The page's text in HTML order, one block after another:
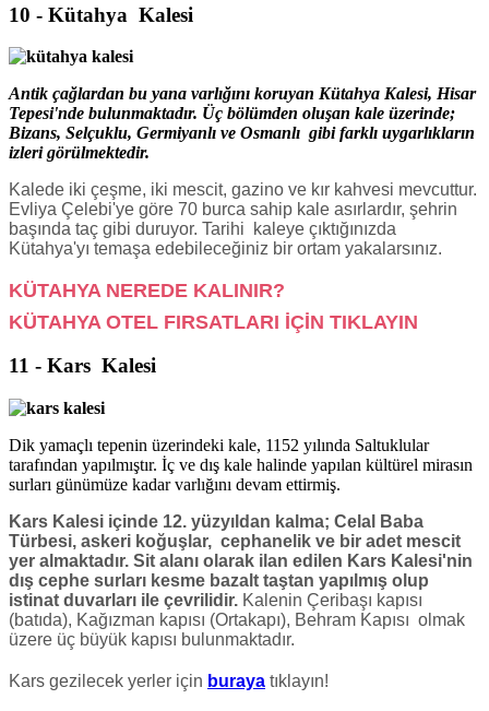
10 - Kütahya Kalesi
Antik çağlardan bu yana varlığını koruyan Kütahya Kalesi, Hisar
Tepesi'nde bulunmaktadır. Üç bölümden oluşan kale üzerinde;
Bizans, Selçuklu, Germiyanlı ve Osmanlı gibi farklı uygarlıkların
izleri görülmektedir.
Kalede iki çeşme, iki mescit, gazino ve kır kahvesi mevcuttur.
Evliya Çelebi'ye göre 70 burca sahip kale asırlardır, şehrin
başında taç gibi duruyor. Tarihi kaleye çıktığınızda
Kütahya'yı temaşa edebileceğiniz bir ortam yakalarsınız.
KÜTAHYA NEREDE KALINIR?
KÜTAHYA OTEL FIRSATLARI İÇİN TIKLAYIN
11 - Kars Kalesi
Dik yamaçlı tepenin üzerindeki kale, 1152 yılında Saltuklular
tarafından yapılmıştır. İç ve dış kale halinde yapılan kültürel mirasın
surları günümüze kadar varlığını devam ettirmiş.
Kars Kalesi içinde 12. yüzyıldan kalma; Celal Baba
Türbesi, askeri koğuşlar, cephanelik ve bir adet mescit
yer almaktadır. Sit alanı olarak ilan edilen Kars Kalesi'nin
dış cephe surları kesme bazalt taştan yapılmış olup
istinat duvarları ile çevrilidir. Kalenin Çeribaşı kapısı
(batıda), Kağızman kapısı (Ortakapı), Behram Kapısı olmak
üzere üç büyük kapısı bulunmaktadır.
Kars gezilecek yerler için buraya tıklayın!